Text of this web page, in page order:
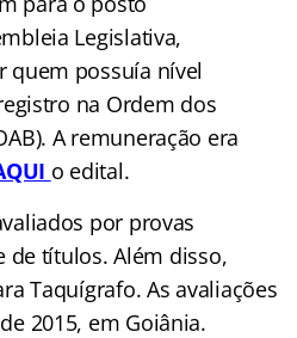
Legislativa,
quem possuía nível
na Ordem dos
A remuneração era
o edital.
por provas
de títulos. Além disso,
Taquígrafo. As avaliações
2015, em Goiânia.